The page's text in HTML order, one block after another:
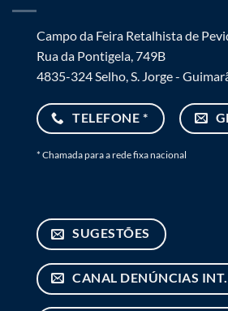
Campo da Feira Retalhista de
Rua da Pontigela, 749B
4835-324 Selho, S. Jorge -
TELEFONE *
* Chamada para a rede fixa nacional
SUGESTÕES
CANAL DENÚNCIAS INT.